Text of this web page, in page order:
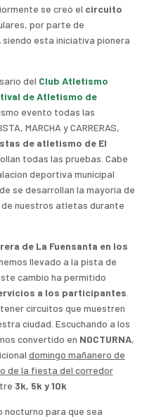
se creó el circuito
por parte de
siendo esta iniciativa pionera
del Club Atletismo
de Atletismo de
evento todas las
MARCHA y CARRERAS,
de atletismo de El
todas las pruebas. Cabe
deportiva municipal
se desarrollan la mayoría de
nuestros atletas durante
de La Fuensanta en los
llevado a la pista de
cambio ha permitido
a los participantes
circuitos que muestren
ciudad. Escuchando a los
convertido en NOCTURNA,
domingo mañanero de
de la fiesta del corredor
3k, 5k y 10k
nocturno para que sea